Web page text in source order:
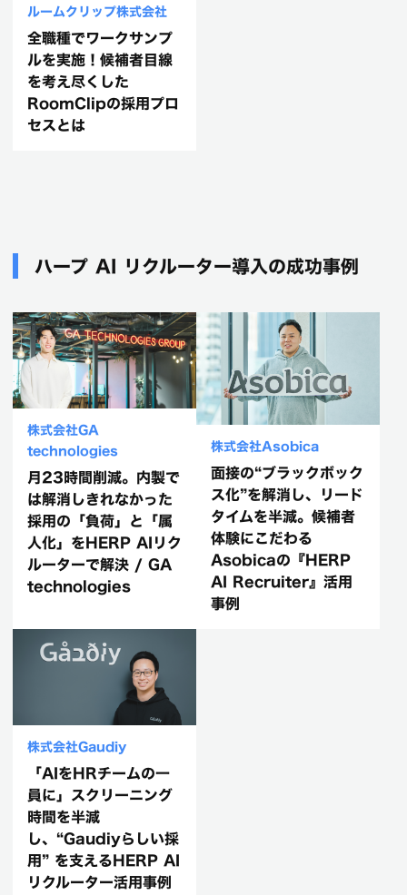
ルームクリップ株式会社
全職種でワークサンプ
ルを実施！候補者目線
を考え尽くした
RoomClipの採用プロ
セスとは
ハープ AI リクルーター導入の成功事例
株式会社GA
technologies
月23時間削減。内製で
は解消しきれなかった
採用の「負荷」と「属
人化」をHERP AIリク
ルーターで解決 / GA
technologies
株式会社Asobica
面接の“ブラックボック
ス化”を解消し、リード
タイムを半減。候補者
体験にこだわる
Asobicaの『HERP
AI Recruiter』活用
事例
株式会社Gaudiy
「AIをHRチームの一
員に」スクリーニング
時間を半減
し、“Gaudiyらしい採
用” を支えるHERP AI
リクルーター活用事例